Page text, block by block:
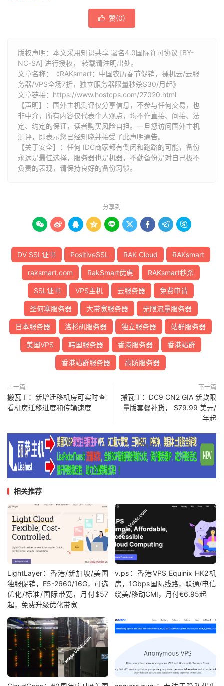
 赞(0)
版权声明：本文采用知识共享 署名4.0国际许可协议 [BY-
NC-SA] 进行授权， 转载请注明出处。
文章名称：《RAKsmart：中国农历春节促销，裸机云/云服
务器/VPS全场7折，独立服务器限量秒杀$30/月起》
文章链接： https://www.hostcps.com/27020.html
【声明】：国外主机测评仅分享信息，不参与任何交易，也
非中介，所有内容仅代表个人观点，均不作直接、间接、法
定、约定的保证，读者购买风险自担。一旦您访问国外主机
测评，即表示您已经知晓并接受了此声明通告。
【关于安全】：任何 IDC商家都有倒闭和跑路的可能，备份
永远是最佳选择，服务器也是机器，不勤备份是对自己极不
负责的表现，请保持良好的备份习惯。
分享到
        
DV SSL证书 PositiveSSL RAK Cloud RAKsmart
raksmart.com RakSmart优惠 RAKsmart秒杀
SSL证书 VPS主机 云服务器 免费申请
圣何塞服务器 大带宽服务器 无限流量服务器
日本服务器 洛杉矶服务器 独立服务器 站群服务器
美国VPS 韩国服务器 香港服务器 香港站群
香港站群服务器 高防服务器
上一篇
搬瓦工：新增迁移机房可实时查
看机房迁移进度和传输速度
下一篇
搬瓦工：DC9 CN2 GIA 新款限
量版套餐补货， $79.99 美元/
年起
相关推荐
LightLayer：香港/新加坡/美国
独服促销，E5-2660/16G，可选
优化/标准/国际带宽，月付$57
起，免费升级优化带宽
v.ps：香港VPS Equinix HK2机
房，1Gbps国际线路，联通/电信
绕美/移动CMI，月付€6.95起